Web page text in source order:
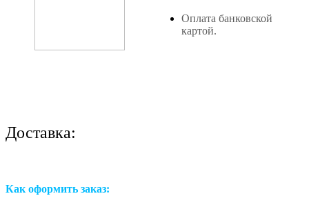
Оплата банковской
картой.
Доставка:
Как оформить заказ: